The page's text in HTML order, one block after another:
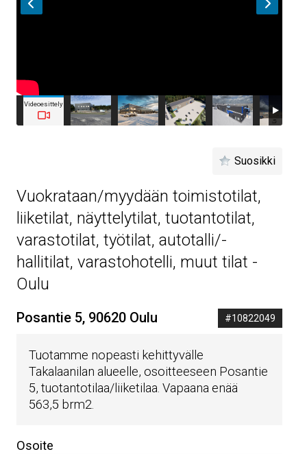
Videoesittely
Suosikki
Vuokrataan/myydään toimistotilat,
liiketilat, näyttelytilat, tuotantotilat,
varastotilat, työtilat, autotalli/-
hallitilat, varastohotelli, muut tilat -
Oulu
Posantie 5, 90620 Oulu #10822049
Tuotamme nopeasti kehittyvälle
Takalaanilan alueelle, osoitteeseen Posantie
5, tuotantotilaa/liiketilaa. Vapaana enää
563,5 brm2.
Osoite